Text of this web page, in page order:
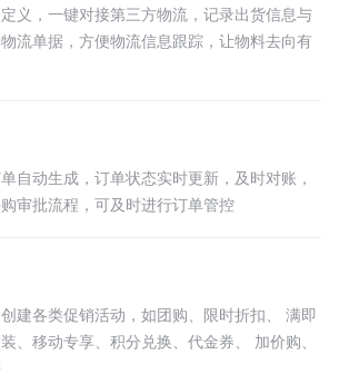
义，一键对接第三方物流，记录出货信息与
流单据，方便物流信息跟踪，让物料去向有
自动生成，订单状态实时更新，及时对账，
审批流程，可及时进行订单管控
建各类促销活动，如团购、限时折扣、 满即
、移动专享、积分兑换、代金券、 加价购、